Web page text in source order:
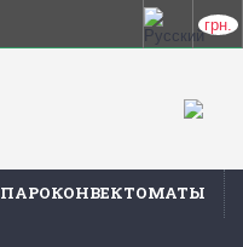
грн.
ПАРОКОНВЕКТОМАТЫ